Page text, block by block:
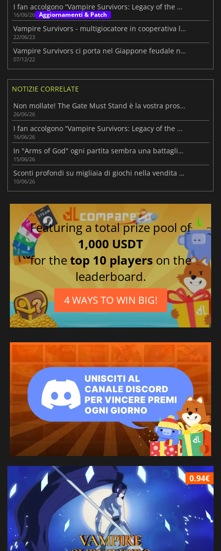
I fan accolgono “Vampire Survivors: Legacy of the Bloodmoon”
16/06/26 Aggiornamenti & Patch
Vampire Survivors - multigiocatore in cooperativa locale
22/06/23
Vampire Survivors ci porta nel Giappone feudale nel nuovo DLC
07/12/22
NOTIZIE CORRELATE
Non mollate! The Gate Must Stand è la vostra prossima ossessione indie
26/06/26
I fan accolgono “Vampire Survivors: Legacy of the Bloodmoon”
16/06/26
In "Arms of God" ogni partita sembra una battaglia all'inferno
15/06/26
Sconti profondi su migliaia di giochi nella vendita Steam Bullet Fest 2026 di oggi
10/06/26
Featuring a total prize pool of
1,000 USDT
for thetop 10 players on the
leaderboard.
4 WAYS TO WIN BIG!
0.94€